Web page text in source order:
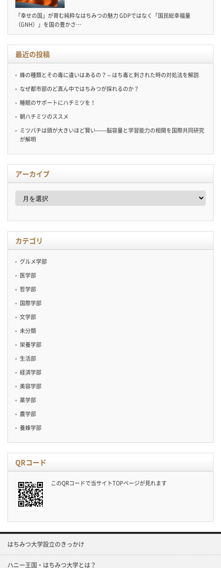
「幸せの国」が育む純粋なはちみつの魅力 GDPではなく「国民総幸福量
（GNH）」を国の豊かさ…
最近の投稿
蜂の種類とその毒に違いはあるの？～はち毒と刺された時の対処法を解説
なぜ都市部のど真ん中ではちみつが採れるのか？
睡眠のサポートにハチミツを！
朝ハチミツのススメ
ミツバチは頭が大きいほど賢い——脳容量と学習能力の相関を国際共同研究
が解明
アーカイブ
ー
イ
カテゴリ
グルメ学部
医学部
哲学部
国際学部
文学部
未分類
栄養学部
生活部
経済学部
美容学部
薬学部
農学部
養蜂学部
QRコード
このQRコードで当サイトTOPページが見れます
はちみつ大学設立のきっかけ
ハニー王国・はちみつ大学とは？